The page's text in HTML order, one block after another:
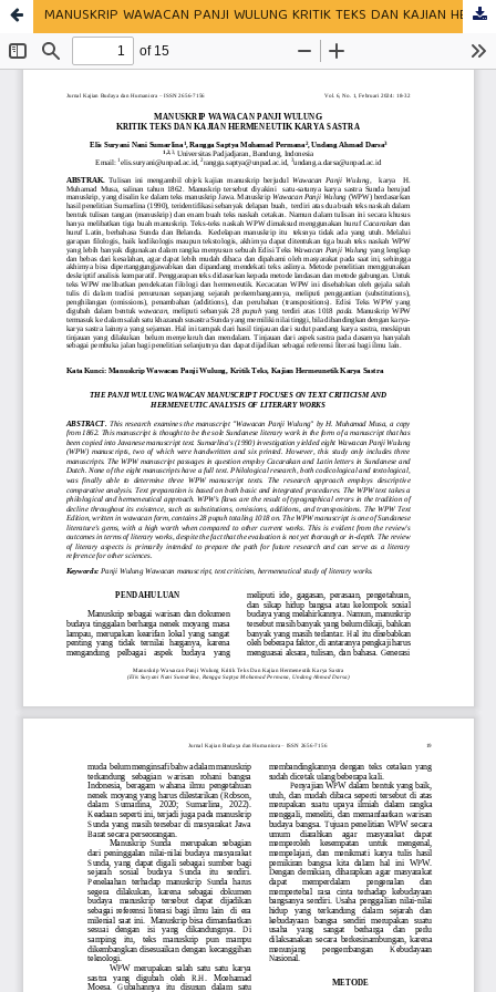
MANUSKRIP WAWACAN PANJI WULUNG KRITIK TEKS DAN KAJIAN HERMENEUTIK KARYA SASTRA